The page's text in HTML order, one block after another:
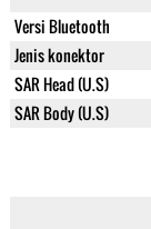
Versi Bluetooth
Jenis konektor
SAR Head (U.S)
SAR Body (U.S)